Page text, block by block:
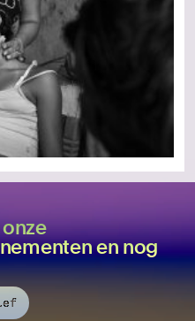
en nog